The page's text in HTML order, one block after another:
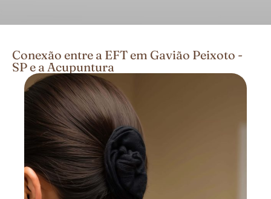
Conexão entre a EFT em Gavião Peixoto -
SP e a Acupuntura